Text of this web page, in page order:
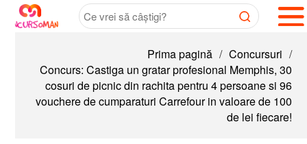
Prima pagină / Concursuri /
Concurs: Castiga un gratar profesional Memphis, 30
cosuri de picnic din rachita pentru 4 persoane si 96
vouchere de cumparaturi Carrefour in valoare de 100
de lei fiecare!